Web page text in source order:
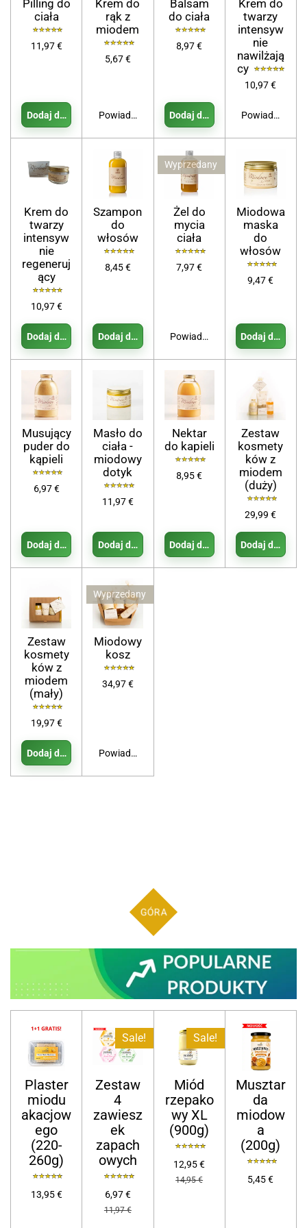
Pilling do
ciała
11,97 €
Dodaj do koszyka
Krem do
rąk z
miodem
5,67 €
Powiadom mnie, gdy będzie dostępny
Balsam
do ciała
8,97 €
Dodaj do koszyka
Krem do
twarzy
intensyw
nie
nawilżają
cy
10,97 €
Powiadom
Krem do
twarzy
intensyw
nie
regeneruj
ący
10,97 €
Dodaj do koszyka
Szampon
do
włosów
8,45 €
Dodaj do koszyka
Wyprzedany
Żel do
mycia
ciała
7,97 €
Powiadom mnie, gdy będzie
Miodowa
maska
do
włosów
9,47 €
Dodaj do
Musujący
puder do
kąpieli
6,97 €
Dodaj do koszyka
Masło do
ciała -
miodowy
dotyk
11,97 €
Dodaj do koszyka
Nektar
do kapieli
8,95 €
Dodaj do koszyka
Zestaw
kosmety
ków z
miodem
(duży)
29,99 €
Dodaj do
Zestaw
kosmety
ków z
miodem
(mały)
19,97 €
Dodaj do koszyka
Wyprzedany
Miodowy
kosz
34,97 €
Powiadom mnie, gdy będzie dostępny
GÓRA
Plaster
miodu
akacjow
ego
(220-
260g)
13,95 €
Sale!
Zestaw
4
zawiesz
ek
zapach
owych
6,97 €
11,97 €
Sale!
Miód
rzepako
wy XL
(900g)
12,95 €
14,95 €
Musztar
da
miodow
a
(200g)
5,45 €